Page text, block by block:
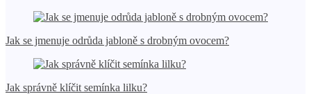
Jak se jmenuje odrůda jabloně s drobným ovocem?
Jak správně klíčit semínka lilku?